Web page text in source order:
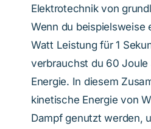
Elektrotechnik von
Wenn du beispielsweise
Watt Leistung für 1
verbrauchst du 60 Joule
Energie. In diesem
kinetische Energie von
Dampf genutzt werden,